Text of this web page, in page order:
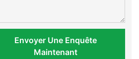
Envoyer Une Enquête
Maintenant